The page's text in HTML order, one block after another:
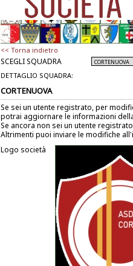
<< Torna indietro
SCEGLI SQUADRA
DETTAGLIO SQUADRA:
CORTENUOVA
Se sei un utente registrato, per
potrai aggiornare le informazioni
Se ancora non sei un utente
Altrimenti puoi inviare le modifiche
Logo società